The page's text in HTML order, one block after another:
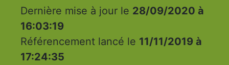
Dernière mise à jour le 28/09/2020 à
16:03:19
Référencement lancé le 11/11/2019 à
17:24:35